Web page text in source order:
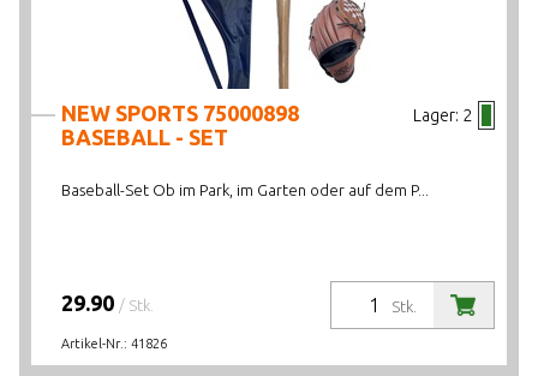
Lager: 2
NEW SPORTS 75000898
BASEBALL - SET
Baseball-Set Ob im Park, im Garten oder auf dem P...
Stk.
29.90 / Stk.
Artikel-Nr.: 41826